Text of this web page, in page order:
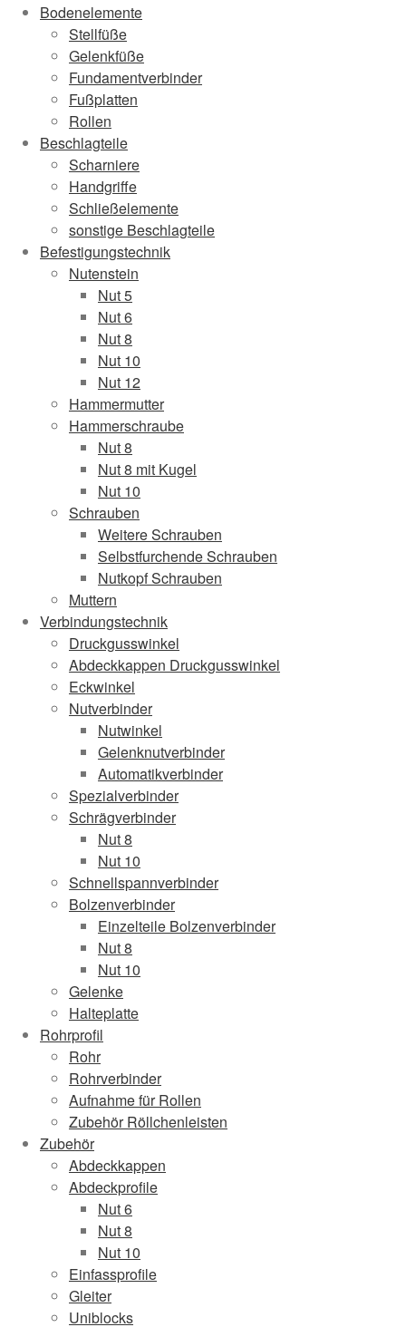
Bodenelemente
Stellfüße
Gelenkfüße
Fundamentverbinder
Fußplatten
Rollen
Beschlagteile
Scharniere
Handgriffe
Schließelemente
sonstige Beschlagteile
Befestigungstechnik
Nutenstein
Nut 5
Nut 6
Nut 8
Nut 10
Nut 12
Hammermutter
Hammerschraube
Nut 8
Nut 8 mit Kugel
Nut 10
Schrauben
Weitere Schrauben
Selbstfurchende Schrauben
Nutkopf Schrauben
Muttern
Verbindungstechnik
Druckgusswinkel
Abdeckkappen Druckgusswinkel
Eckwinkel
Nutverbinder
Nutwinkel
Gelenknutverbinder
Automatikverbinder
Spezialverbinder
Schrägverbinder
Nut 8
Nut 10
Schnellspannverbinder
Bolzenverbinder
Einzelteile Bolzenverbinder
Nut 8
Nut 10
Gelenke
Halteplatte
Rohrprofil
Rohr
Rohrverbinder
Aufnahme für Rollen
Zubehör Röllchenleisten
Zubehör
Abdeckkappen
Abdeckprofile
Nut 6
Nut 8
Nut 10
Einfassprofile
Gleiter
Uniblocks